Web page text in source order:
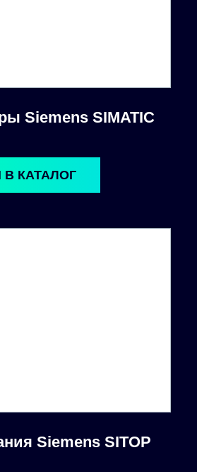
Siemens SIMATIC
В КАТАЛОГ
Siemens SITOP